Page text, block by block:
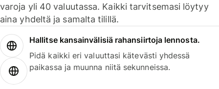
varoja yli 40 valuutassa. Kaikki tarvitsemasi löytyy
aina yhdeltä ja samalta tilillä.
Hallitse kansainvälisiä rahansiirtoja lennosta.
Pidä kaikki eri valuuttasi kätevästi yhdessä
paikassa ja muunna niitä sekunneissa.